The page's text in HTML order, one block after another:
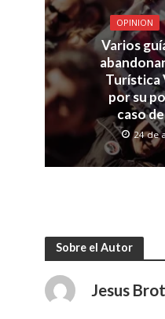
OPINION
Varios
Turística
por su
caso
24 de
Sobre el Autor
Jesus